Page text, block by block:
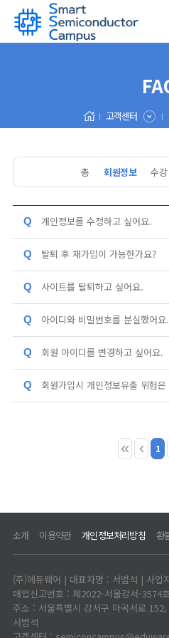
고객센터
총 회원정보 수강
Q 개인정보를 수정하고 싶어요.
Q 탈퇴 후 재가입이 가능한가요?
Q 사이트를 탈퇴하고 싶어요.
Q 아이디와 비밀번호를 분실했어요.
Q 회원 아이디를 변경하고 싶어요.
Q 회원가입시 개인정보유출 위험은
1
소개 이용약관 개인정보처리방침 환
(주)에듀웨어 | 대표자명 : 서범석 | 사
매업신고번호 : 제2022-서울강서-3574호
주소 : 서울특별시 강서구 마곡서로
서범석